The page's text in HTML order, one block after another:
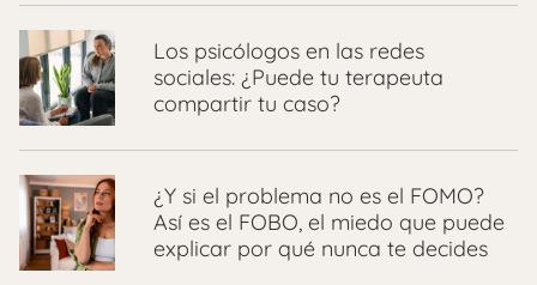
Los psicólogos en las redes
sociales: ¿Puede tu terapeuta
compartir tu caso?
¿Y si el problema no es el FOMO?
Así es el FOBO, el miedo que puede
explicar por qué nunca te decides